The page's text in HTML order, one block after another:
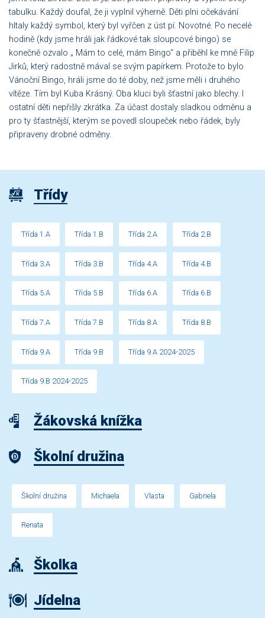
tabulku. Každý doufal, že ji vyplnil výherně. Děti plni očekávání
hltaly každý symbol, který byl vyřčen z úst pí. Novotné. Po necelé
hodině (kdy jsme hráli jak řádkové tak sloupcové bingo) se
konečně ozvalo „ Mám to celé, mám Bingo“ a přiběhl ke mně Filip
Jirků, který radostně mával se svým papírkem. Protože to bylo
Vánoční Bingo, hráli jsme do té doby, než jsme měli i druhého
vítěze. Tím byl Kuba Krásný. Oba kluci byli šťastní jako blechy. I
ostatní děti nepřišly zkrátka. Za účast dostaly sladkou odměnu a
pro ty šťastnější, kterým se povedl sloupeček nebo řádek, byly
připraveny drobné odměny.
Třídy
Třída 1.A Třída 1.B Třída 2.A Třída 2.B
Třída 3.A Třída 3.B Třída 4.A Třída 4.B
Třída 5.A Třída 5.B Třída 6.A Třída 6.B
Třída 7.A Třída 7.B Třída 8.A Třída 8.B
Třída 9.A Třída 9.B Třída 9.A 2024-2025
Třída 9.B 2024-2025
Žákovská knížka
Školní družina
Školní družina Michaela Vlasta Gabriela
Renata
Školka
Jídelna